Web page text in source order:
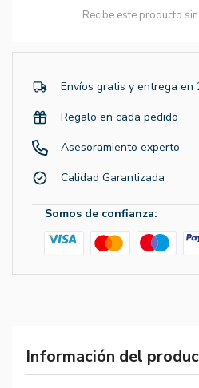
Recibe este producto
Envíos gratis y entrega en
Regalo en cada pedido
Asesoramiento experto
Calidad Garantizada
Somos de confianza:
Información del